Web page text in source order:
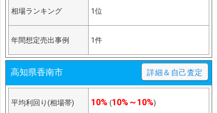
相場ランキング 1位
年間想定売出事例 1件
高知県香南市 詳細＆自己査定
平均利回り(相場帯) 10% (10%～10%)